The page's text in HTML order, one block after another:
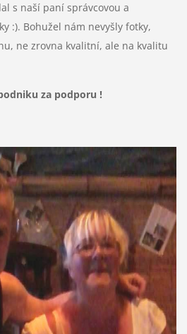
s naší paní správcovou a
:). Bohužel nám nevyšly fotky,
ne zrovna kvalitní, ale na kvalitu
za podporu !